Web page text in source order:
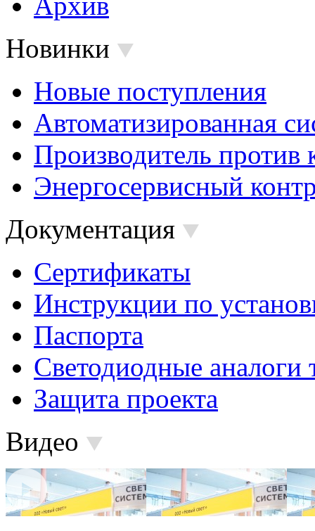
Новинки
Новые поступления
Автоматизированная
Производитель против
Энергосервисный
Документация
Сертификаты
Инструкции по
Паспорта
Светодиодные аналоги
Защита проекта
Видео